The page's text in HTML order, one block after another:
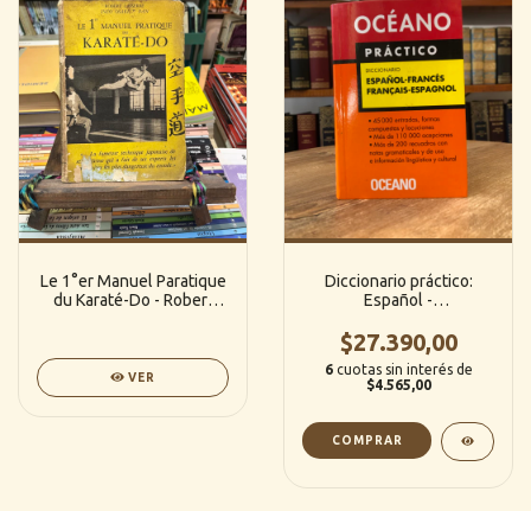
Le 1°er Manuel Paratique
du Karaté-Do - Robert
Dan)
VER
Diccionario práctico:
Español -
Espagnol (Océano)
(Nuevo)
$27.390,00
6 cuotas sin interés de
$4.565,00